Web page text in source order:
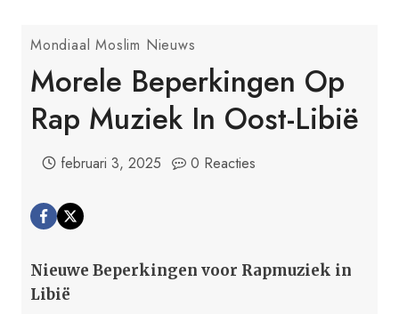
Mondiaal Moslim Nieuws
Morele Beperkingen Op
Rap Muziek In Oost-Libië
februari 3, 2025 0 Reacties
Nieuwe Beperkingen voor Rapmuziek in
Libië